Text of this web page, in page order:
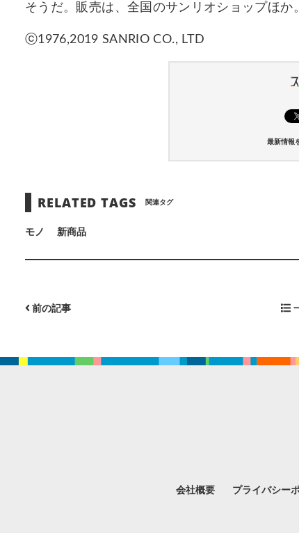
そうだ。販売は、全国のサンリオショップほか。
ⓒ1976,2019 SANRIO CO., LTD
最新情報
RELATED TAGS 関連タグ
モノ 新商品
前の記事
会社概要 プライバシー